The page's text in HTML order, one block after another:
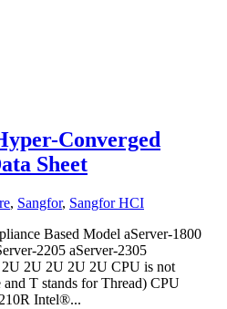
Converged
Sheet
, Sangfor, Sangfor HCI
Based Model aServer-1800
2205 aServer-2305
2U 2U 2U 2U CPU is not
T stands for Thread) CPU
Intel®...